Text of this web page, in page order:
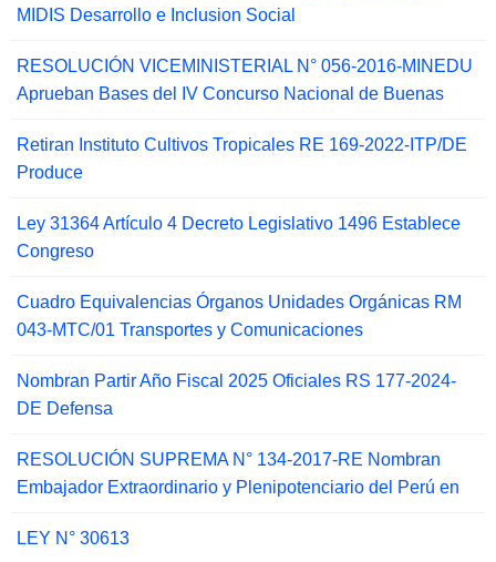
MIDIS Desarrollo e Inclusion Social
RESOLUCIÓN VICEMINISTERIAL N° 056-2016-MINEDU
Aprueban Bases del IV Concurso Nacional de Buenas
Retiran Instituto Cultivos Tropicales RE 169-2022-ITP/DE
Produce
Ley 31364 Artículo 4 Decreto Legislativo 1496 Establece
Congreso
Cuadro Equivalencias Órganos Unidades Orgánicas RM
043-MTC/01 Transportes y Comunicaciones
Nombran Partir Año Fiscal 2025 Oficiales RS 177-2024-
DE Defensa
RESOLUCIÓN SUPREMA N° 134-2017-RE Nombran
Embajador Extraordinario y Plenipotenciario del Perú en
LEY N° 30613